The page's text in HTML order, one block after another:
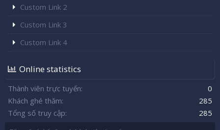
Custom Link 2
Custom Link 3
Custom Link 4
Online statistics
Thành viên trực tuyến
0
Khách ghé thăm
285
Tổng số truy cập
285